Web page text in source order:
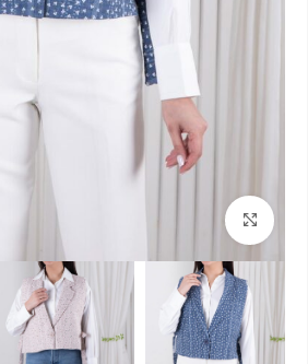
بزرگنمایی تصویر